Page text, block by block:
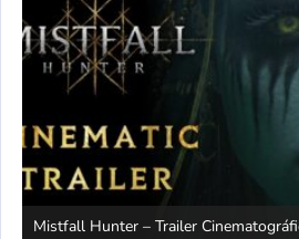
Mistfall Hunter – Trailer